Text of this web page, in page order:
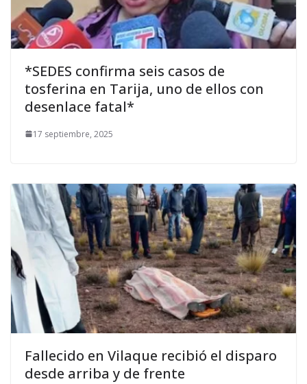
*SEDES confirma seis casos de
tosferina en Tarija, uno de ellos con
desenlace fatal*
17 septiembre, 2025
Fallecido en Vilaque recibió el disparo
desde arriba y de frente